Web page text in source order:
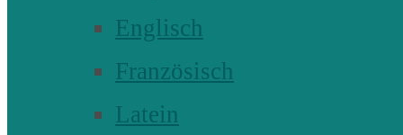
Englisch
Französisch
Latein